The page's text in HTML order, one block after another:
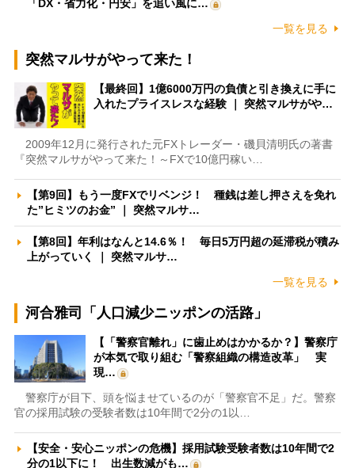
「DX・省力化・円安」を追い風に…
一覧を見る
突然マルサがやって来た！
【最終回】1億6000万円の負債と引き換えに手に
入れたプライスレスな経験 ｜ 突然マルサがや…
2009年12月に発行された元FXトレーダー・磯貝清明氏の著書
『突然マルサがやって来た！～FXで10億円稼い…
【第9回】もう一度FXでリベンジ！ 種銭は差し押さえを免れ
た”ヒミツのお金” ｜ 突然マルサ…
【第8回】年利はなんと14.6％！ 毎日5万円超の延滞税が積み
上がっていく ｜ 突然マルサ…
一覧を見る
河合雅司「人口減少ニッポンの活路」
【「警察官離れ」に歯止めはかかるか？】警察庁
が本気で取り組む「警察組織の構造改革」 実
現…
警察庁が目下、頭を悩ませているのが「警察官不足」だ。警察
官の採用試験の受験者数は10年間で2分の1以…
【安全・安心ニッポンの危機】採用試験受験者数は10年間で2
分の1以下に！ 出生数減がも…